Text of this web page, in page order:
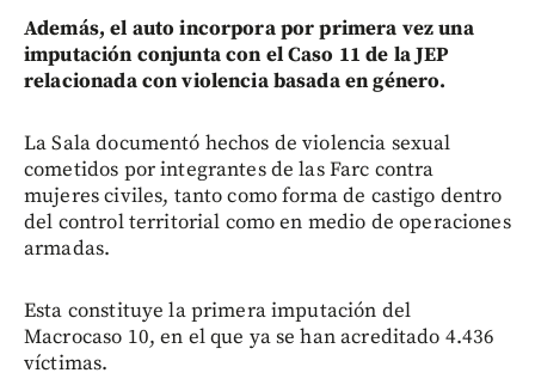
Además, el auto incorpora por primera vez una
imputación conjunta con el Caso 11 de la JEP
relacionada con violencia basada en género.
La Sala documentó hechos de violencia sexual
cometidos por integrantes de las Farc contra
mujeres civiles, tanto como forma de castigo dentro
del control territorial como en medio de operaciones
armadas.
Esta constituye la primera imputación del
Macrocaso 10, en el que ya se han acreditado 4.436
víctimas.